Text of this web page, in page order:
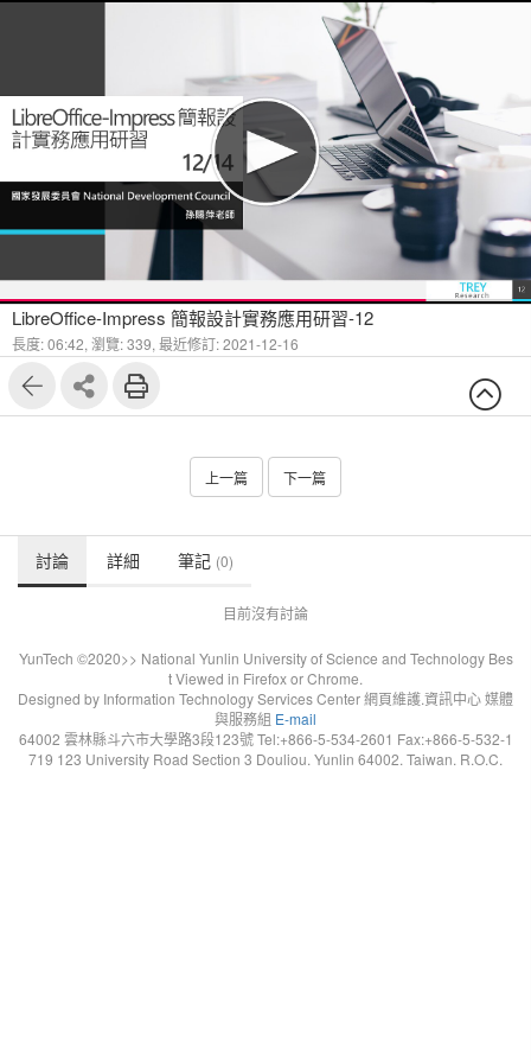
LibreOffice-Impress 簡報設計實務應用研習-12
長度: 06:42, 瀏覽: 339, 最近修訂: 2021-12-16
上一篇 下一篇
討論 詳細 筆記 (0)
目前沒有討論
YunTech ©2020>> National Yunlin University of Science and Technology Bes
t Viewed in Firefox or Chrome.
Designed by Information Technology Services Center 網頁維護.資訊中心 媒體
與服務組 E-mail
64002 雲林縣斗六市大學路3段123號 Tel:+866-5-534-2601 Fax:+866-5-532-1
719 123 University Road Section 3 Douliou. Yunlin 64002. Taiwan. R.O.C.